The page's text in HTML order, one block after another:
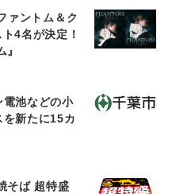
ァントム＆ク
4名が決定！
電池などの小
新たに15カ
そば 超特盛